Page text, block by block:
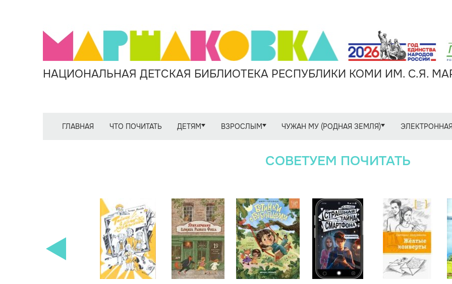
НАЦИОНАЛЬНАЯ ДЕТСКАЯ БИБЛИОТЕКА РЕСПУБЛИКИ КОМИ ИМ. С.Я.
ГЛАВНАЯ ЧТО ПОЧИТАТЬ ДЕТЯМ ВЗРОСЛЫМ ЧУЖАН МУ (РОДНАЯ ЗЕМЛЯ)
СОВЕТУЕМ ПОЧИТАТЬ